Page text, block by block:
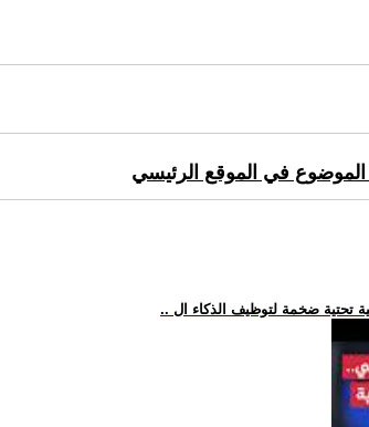
الموضوع في الموقع الرئيسي
تحتية ضخمة لتوظيف الذكاء ال